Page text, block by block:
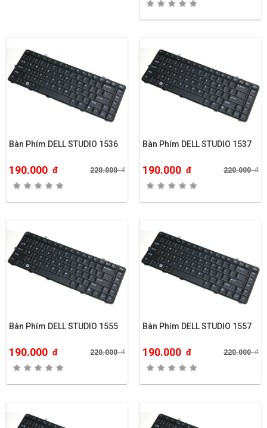
Bàn Phím DELL STUDIO 1536
190.000 đ 220.000đ
Bàn Phím DELL STUDIO 1537
190.000 đ 220.000đ
Bàn Phím DELL STUDIO 1555
190.000 đ 220.000đ
Bàn Phím DELL STUDIO 1557
190.000 đ 220.000đ